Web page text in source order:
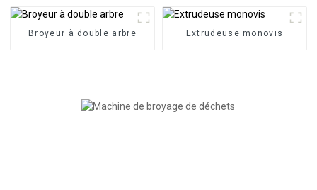
Broyeur à double arbre Extrudeuse monovis